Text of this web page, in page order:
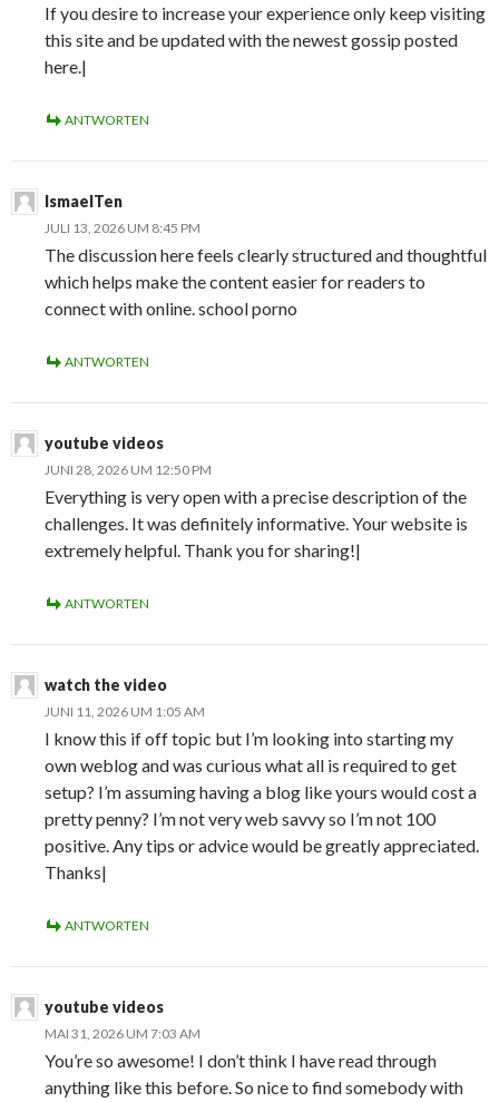
If you desire to increase your experience only keep visiting
this site and be updated with the newest gossip posted
here.|
ANTWORTEN
IsmaelTen
JULI 13, 2026 UM 8:45 PM
The discussion here feels clearly structured and thoughtful
which helps make the content easier for readers to
connect with online. school porno
ANTWORTEN
youtube videos
JUNI 28, 2026 UM 12:50 PM
Everything is very open with a precise description of the
challenges. It was definitely informative. Your website is
extremely helpful. Thank you for sharing!|
ANTWORTEN
watch the video
JUNI 11, 2026 UM 1:05 AM
I know this if off topic but I’m looking into starting my
own weblog and was curious what all is required to get
setup? I’m assuming having a blog like yours would cost a
pretty penny? I’m not very web savvy so I’m not 100
positive. Any tips or advice would be greatly appreciated.
Thanks|
ANTWORTEN
youtube videos
MAI 31, 2026 UM 7:03 AM
You’re so awesome! I don’t think I have read through
anything like this before. So nice to find somebody with